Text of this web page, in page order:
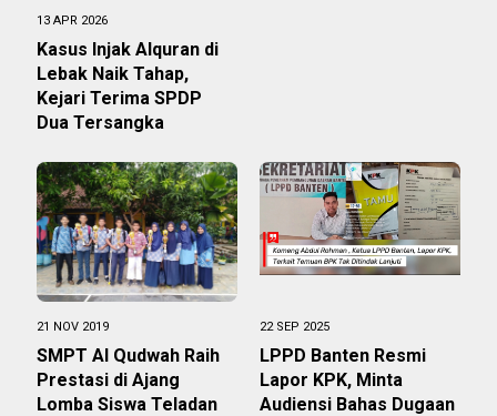
13 APR 2026
Kasus Injak Alquran di
Lebak Naik Tahap,
Kejari Terima SPDP
Dua Tersangka
21 NOV 2019
SMPT Al Qudwah Raih
Prestasi di Ajang
Lomba Siswa Teladan
22 SEP 2025
LPPD Banten Resmi
Lapor KPK, Minta
Audiensi Bahas Dugaan